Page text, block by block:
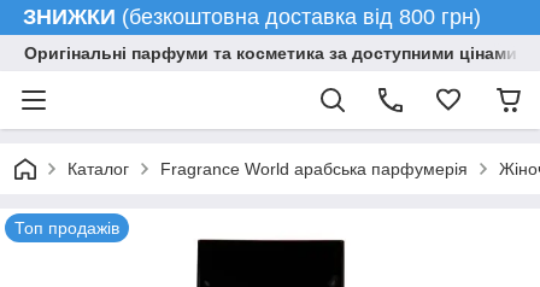
ЗНИЖКИ (безкоштовна доставка від 800 грн)
Оригінальні парфуми та косметика за доступними цінами
Каталог Fragrance World арабська парфумерія
Топ продажів